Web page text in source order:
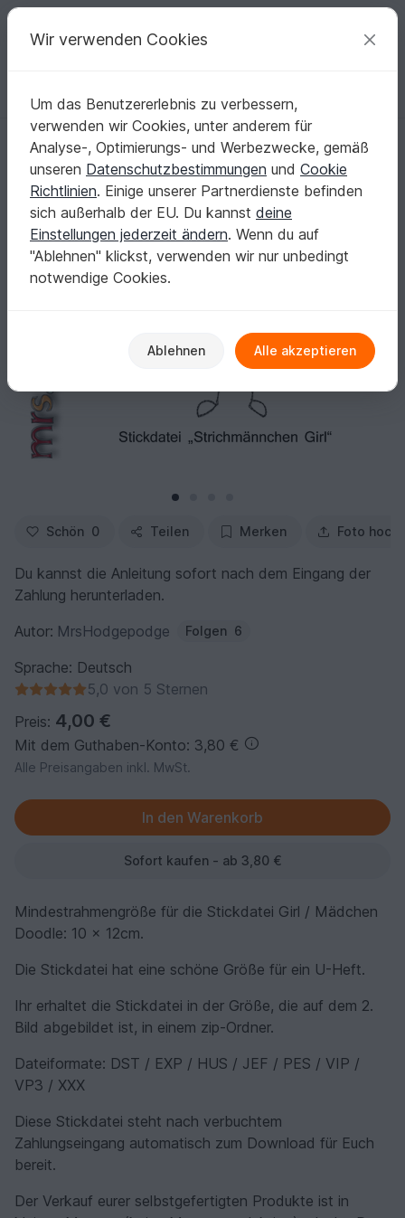
Deine kreativen Ideen
Deutsch | € (EUR) einloggen Kostenlos registrieren
Startseite Sticken Motiv - Stickdateien Babys & Kinder
Stickdatei Girl / Mädchen Doodle
Stickdatei Girl / Mädchen Doodle
Schön 0 Teilen Merken Foto
Du kannst die Anleitung sofort nach dem Eingang der
Zahlung herunterladen.
Autor: MrsHodgepodge Folgen 6
Sprache: Deutsch
5,0 von 5 Sternen
Preis: 4,00 €
Mit dem Guthaben-Konto: 3,80 €
Alle Preisangaben inkl. MwSt.
Sofort kaufen - ab 3,80 €
Mindestrahmengröße für die Stickdatei Girl / Mädchen
Doodle: 10 x 12cm.
Die Stickdatei hat eine schöne Größe für ein U-Heft.
Ihr erhaltet die Stickdatei in der Größe, die auf dem 2.
Bild abgebildet ist, in einem zip-Ordner.
Dateiformate: DST / EXP / HUS / JEF / PES / VIP /
VP3 / XXX
Diese Stickdatei steht nach verbuchtem
Zahlungseingang automatisch zum Download für Euch
bereit.
Der Verkauf eurer selbstgefertigten Produkte ist in
Wir verwenden Cookies
Um das Benutzererlebnis zu verbessern,
verwenden wir Cookies, unter anderem für
Analyse-, Optimierungs- und Werbezwecke, gemäß
unseren Datenschutzbestimmungen und Cookie
Richtlinien. Einige unserer Partnerdienste befinden
sich außerhalb der EU. Du kannst deine
Einstellungen jederzeit ändern. Wenn du auf
"Ablehnen" klickst, verwenden wir nur unbedingt
notwendige Cookies.
Ablehnen Alle akzeptieren